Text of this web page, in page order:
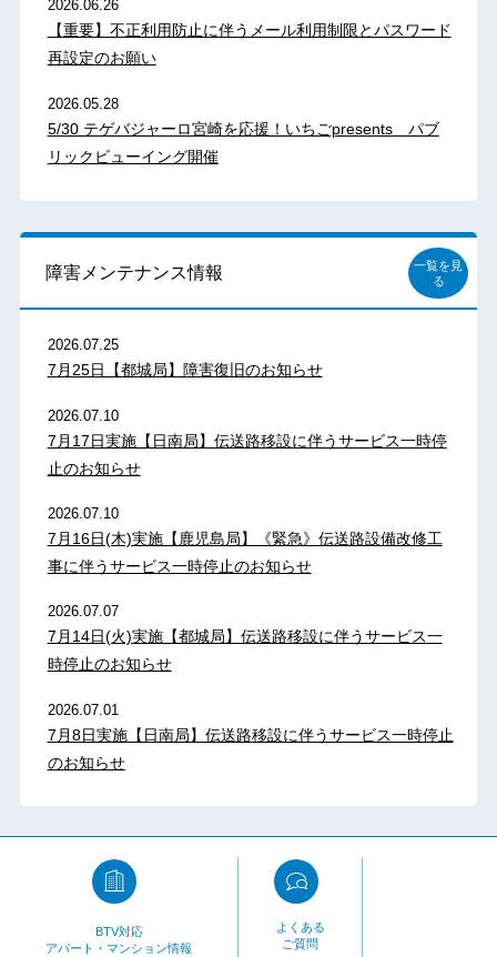
2026.06.26
【重要】不正利用防止に伴うメール利用制限とパスワード
再設定のお願い
2026.05.28
5/30 テゲバジャーロ宮崎を応援！いちごpresents パブ
リックビューイング開催
障害メンテナンス情報
一覧を見
る
2026.07.25
7月25日【都城局】障害復旧のお知らせ
2026.07.10
7月17日実施【日南局】伝送路移設に伴うサービス一時停
止のお知らせ
2026.07.10
7月16日(木)実施【鹿児島局】《緊急》伝送路設備改修工
事に伴うサービス一時停止のお知らせ
2026.07.07
7月14日(火)実施【都城局】伝送路移設に伴うサービス一
時停止のお知らせ
2026.07.01
7月8日実施【日南局】伝送路移設に伴うサービス一時停止
のお知らせ
BTV対応
アパート・マンション情報
よくある
ご質問